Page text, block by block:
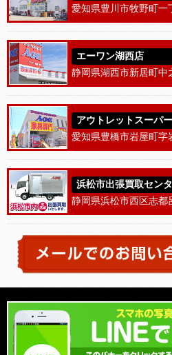
愛知県豊川市牧野町一
エーワン湖西店
静岡県湖西市新居町中
アウトレットスーパ
愛知県豊橋市岩屋町字
浜松市出張買取セン
静岡県浜松市西区志都